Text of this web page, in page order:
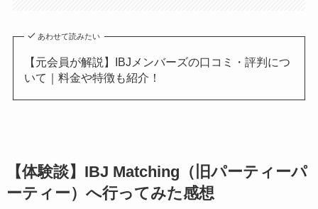
あわせて読みたい
【元会員が解説】IBJメンバーズの口コミ・評判につ
いて｜料金や特徴も紹介！
【体験談】IBJ Matching（旧パーティーパ
ーティー）へ行ってみた感想